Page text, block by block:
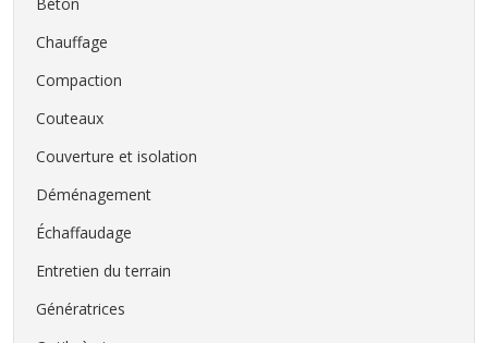
Chauffage
Compaction
Couteaux
Couverture et isolation
Déménagement
Échaffaudage
Entretien du terrain
Génératrices